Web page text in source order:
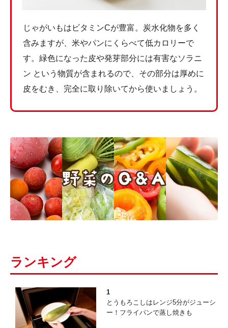
じゃがいもはビタミンCが豊富。炭水化物を多く
含みますが、米やパンにくらべて低カロリーで
す。緑色になった皮や発芽部分には有害なソラニ
ン という物質が含まれるので、その部分は厚めに
皮をむき、完全に取り除いてから使いましょう。
ランキング
1
とうもろこしはレンジ5分がジューシ
ー！フライパンで蒸し焼きも